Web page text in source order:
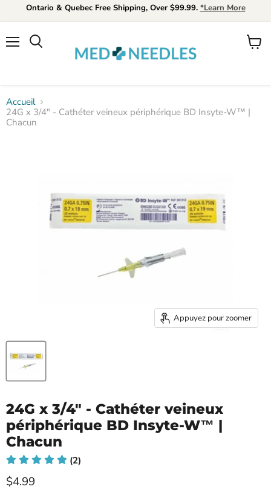
Ontario & Quebec Free Shipping, Over $99.99. *Learn More
Rechercher
Voir
Accueil
24G x 3/4" - Cathéter veineux périphérique BD Insyte-W™ |
Chacun
Appuyez pour zoomer
24G x 3/4" - Cathéter veineux
périphérique BD Insyte-W™ |
Chacun
(2)
Prix ​​actuel
$4.99